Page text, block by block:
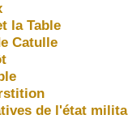
la Table
Catulle
de l'état